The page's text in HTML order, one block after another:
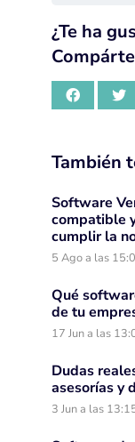
¿Te ha
También
Software
compatible
cumplir la
5 Ago a las
Qué
de tu
17 Jun a las
Dudas
asesorías y
3 Jun a las